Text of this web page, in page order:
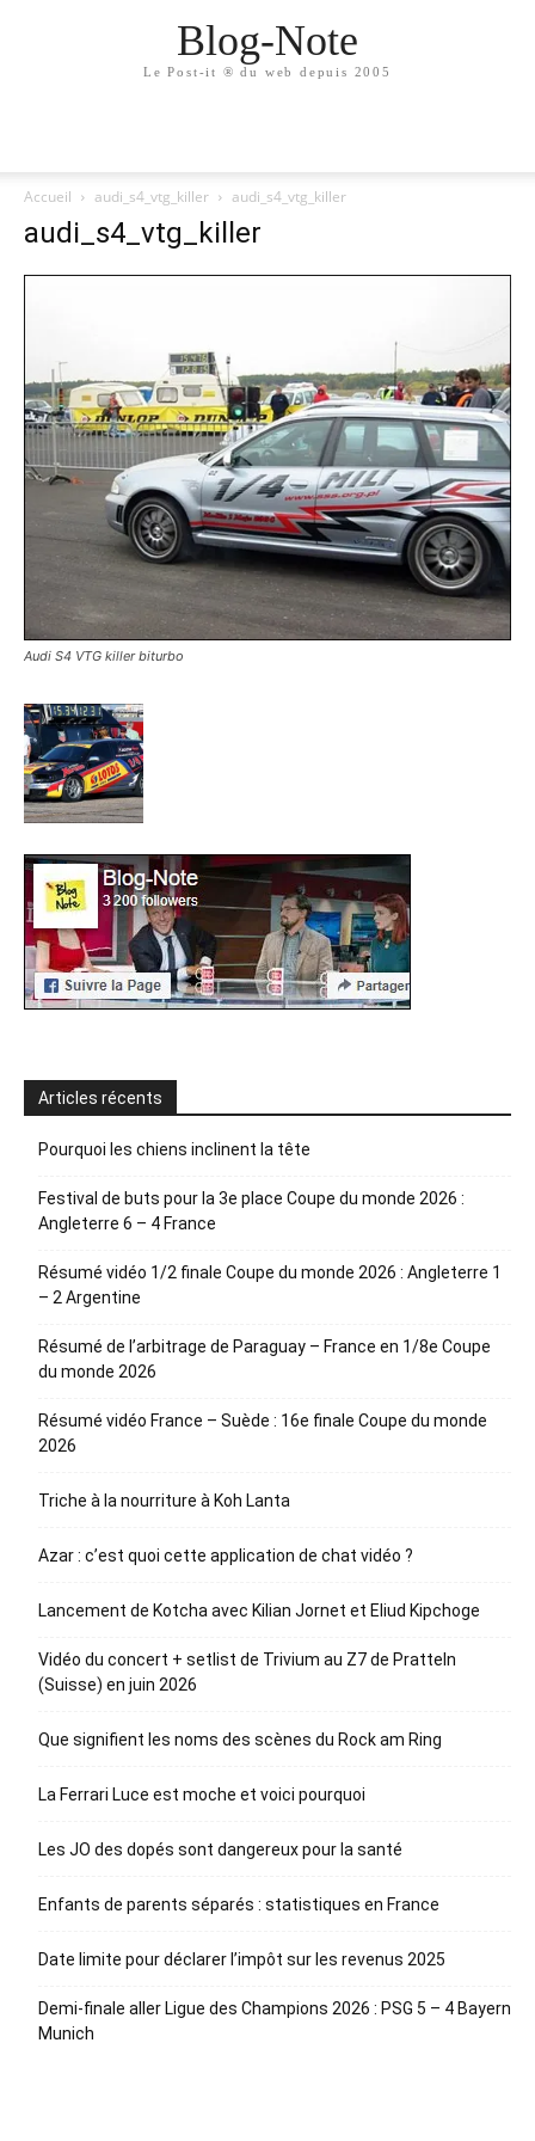
Blog-Note
Le Post-it ® du web depuis 2005
Accueil audi_s4_vtg_killer audi_s4_vtg_killer
audi_s4_vtg_killer
Audi S4 VTG killer biturbo
Articles récents
Pourquoi les chiens inclinent la tête
Festival de buts pour la 3e place Coupe du monde 2026 :
Angleterre 6 – 4 France
Résumé vidéo 1/2 finale Coupe du monde 2026 : Angleterre 1
– 2 Argentine
Résumé de l’arbitrage de Paraguay – France en 1/8e Coupe
du monde 2026
Résumé vidéo France – Suède : 16e finale Coupe du monde
2026
Triche à la nourriture à Koh Lanta
Azar : c’est quoi cette application de chat vidéo ?
Lancement de Kotcha avec Kilian Jornet et Eliud Kipchoge
Vidéo du concert + setlist de Trivium au Z7 de Pratteln
(Suisse) en juin 2026
Que signifient les noms des scènes du Rock am Ring
La Ferrari Luce est moche et voici pourquoi
Les JO des dopés sont dangereux pour la santé
Enfants de parents séparés : statistiques en France
Date limite pour déclarer l’impôt sur les revenus 2025
Demi-finale aller Ligue des Champions 2026 : PSG 5 – 4 Bayern
Munich